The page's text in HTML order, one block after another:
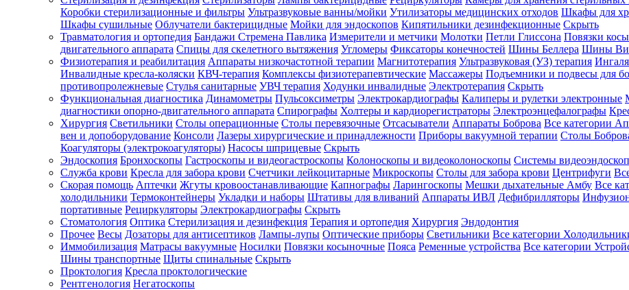
Зарегистрироваться
Зачем
регистрироваться?
Все
покупки
в
одном
месте
Личный
менеджер
Отслеживание
статуса
заказа
Коробки стерилизационные и фильтры Ультразвуковые ванны/мойки Утилизаторы медицинских отходов Шкафы для
Шкафы сушильные Облучатели бактерицидные Мойки для эндоскопов Кипятильники дезинфекционные Скрыть
Травматология и ортопедия Бандажи Стремена Павлика Измерители и метчики Молотки Петли Глиссона Повязки
двигательного аппарата Спицы для скелетного вытяжения Угломеры Фиксаторы конечностей Шины Беллера Шины
Физиотерапия и реабилитация Аппараты низкочастотной терапии Магнитотерапия Ультразвуковая (УЗ) терапия
Инвалидные кресла-коляски КВЧ-терапия Комплексы физиотерапевтические Массажеры Подъемники и подвесы для
противопролежневые Стулья санитарные УВЧ терапия Ходунки инвалидные Электротерапия Скрыть
Функциональная диагностика Динамометры Пульсоксиметры Электрокардиографы Калиперы и рулетки электронные
диагностики опорно-двигательного аппарата Спирографы Холтеры и кардиорегистраторы Электроэнцефалографы
Хирургия Светильники Столы операционные Столы перевязочные Отсасыватели Аппараты Боброва Все категории
вен и допоборудование Консоли Лазеры хирургические и принадлежности Приборы вакуумной терапии Столы
Коагуляторы (электрокоагуляторы) Насосы шприцевые Скрыть
Эндоскопия Бронхоскопы Гастроскопы и видеогастроскопы Колоноскопы и видеоколоноскопы Системы
Служба крови Кресла для забора крови Счетчики лейкоцитарные Микроскопы Столы для забора крови Центрифуги
Скорая помощь Аптечки Жгуты кровоостанавливающие Капнографы Ларингоскопы Мешки дыхательные Амбу Все
холодильники Термоконтейнеры Укладки и наборы Штативы для вливаний Аппараты ИВЛ Дефибрилляторы
портативные Рециркуляторы Электрокардиографы Скрыть
Стоматология Оптика Стерилизация и дезинфекция Терапия и ортопедия Хирургия Эндодонтия
Прочее Весы Дозаторы для антисептиков Лампы-лупы Оптические приборы Светильники Все категории
Иммобилизация Матрасы вакуумные Носилки Повязки косыночные Пояса Ременные устройства Все категории
Шины транспортные Щиты спинальные Скрыть
Проктология Кресла проктологические
Рентгенология Негатоскопы